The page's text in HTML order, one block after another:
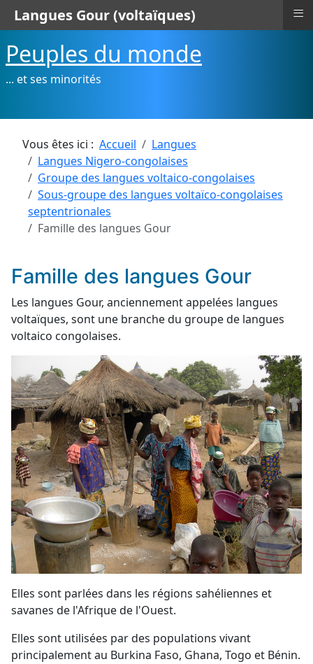
Peuples du monde
... et ses minorités
Vous êtes ici : Accueil
Langues
Langues Nigero-congolaises
Groupe des langues voltaico-congolaises
Sous-groupe des langues voltaïco-congolaises
septentrionales
Famille des langues Gour
Famille des langues Gour
Les langues Gour, anciennement appelées langues
voltaïques, sont une branche du groupe de langues
voltaico congolaises.
Elles sont parlées dans les régions sahéliennes et
savanes de l'Afrique de l'Ouest.
Elles sont utilisées par des populations vivant
principalement au Burkina Faso, Ghana, Togo et Bénin.
Langues Gour (voltaïques) ≡